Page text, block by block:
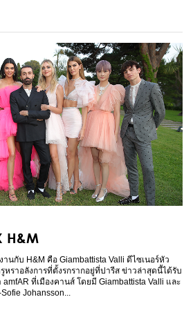
H&M
นกับ H&M คือ Giambattista Valli ดีไซเนอร์หัว
ราอลังการที่ตั้งรกรากอยู่ที่ปารีส ข่าวล่าสุดนี้ได้รับ
amfAR ที่เมืองคานส์ โดยมี Giambattista Valli และ
Johansson...